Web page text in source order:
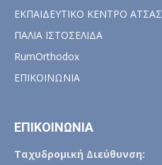
ΕΚΠΑΙΔΕΥΤΙΚΟ ΚΕΝΤΡΟ ΑΤΣΑΣ
ΠΑΛΙΑ ΙΣΤΟΣΕΛΙΔΑ
RumOrthodox
ΕΠΙΚΟΙΝΩΝΙΑ
ΕΠΙΚΟΙΝΩΝΙΑ
Ταχυδρομική Διεύθυνση: